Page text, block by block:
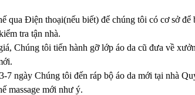
qua Điện thoại(nếu biết) để chúng tôi có cơ sở để
tra tận nhà.
Chúng tôi tiến hành gỡ lớp áo da cũ đưa về
7 ngày Chúng tôi đến ráp bộ áo da mới tại nhà
massage mới như ý.